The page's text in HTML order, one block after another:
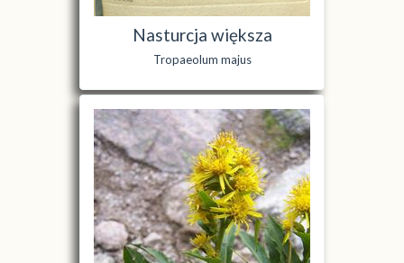
Nasturcja większa
Tropaeolum majus